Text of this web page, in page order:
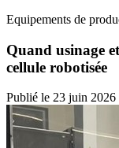
Equipements de
Quand usinage
cellule robotisée
Publié le 23 juin 2026